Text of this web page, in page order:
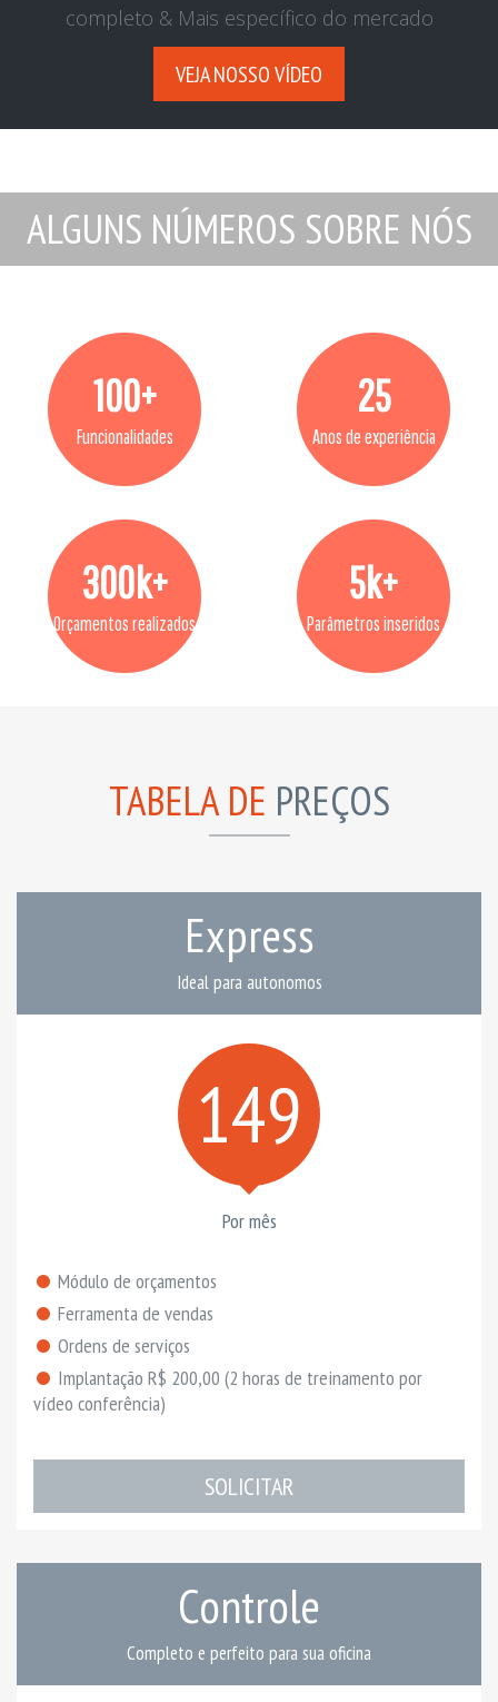
completo & Mais específico do mercado
VEJA NOSSO VÍDEO
ALGUNS NÚMEROS SOBRE NÓS
100+
Funcionalidades
25
Anos de experiência
300k+
Orçamentos realizados
5k+
Parâmetros inseridos
TABELA DE PREÇOS
Express
Ideal para autonomos
149
Por mês
Módulo de orçamentos
Ferramenta de vendas
Ordens de serviços
Implantação R$ 200,00 (2 horas de treinamento por
vídeo conferência)
SOLICITAR
Controle
Completo e perfeito para sua oficina